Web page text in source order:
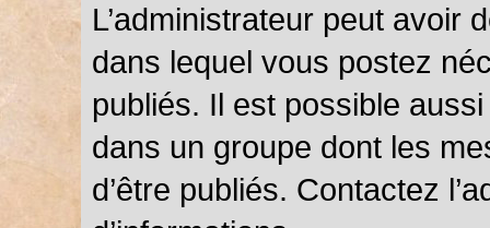
L’administrateur peut avoir
dans lequel vous postez
publiés. Il est possible
dans un groupe dont les
d’être publiés. Contactez